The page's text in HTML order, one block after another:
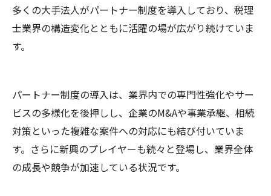
多くの大手法人がパートナー制度を導入しており、税理
士業界の構造変化とともに活躍の場が広がり続けていま
す。
パートナー制度の導入は、業界内での専門性強化やサー
ビスの多様化を後押しし、企業のM&Aや事業承継、相続
対策といった複雑な案件への対応にも結び付いていま
す。さらに新興のプレイヤーも続々と登場し、業界全体
の成長や競争が加速している状況です。